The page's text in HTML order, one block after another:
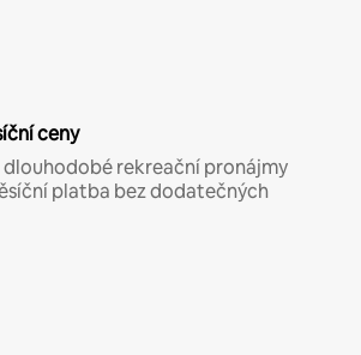
ceny
dlouhodobé rekreační pronájmy
platba bez dodatečných